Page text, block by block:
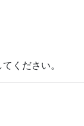
ください。